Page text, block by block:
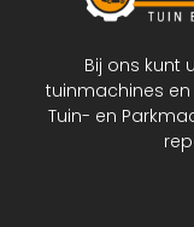
Bij ons kunt
tuinmachines
Tuin- en